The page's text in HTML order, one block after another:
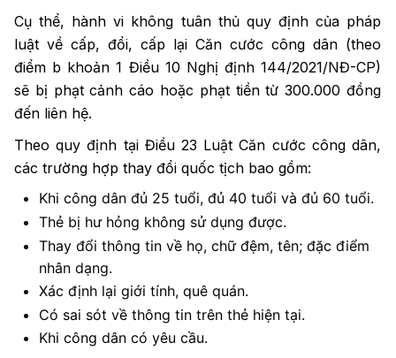
Cụ thể, hành vi không tuân thủ quy định của pháp
luật về cấp, đổi, cấp lại Căn cước công dân (theo
điểm b khoản 1 Điều 10 Nghị định 144/2021/NĐ-CP)
sẽ bị phạt cảnh cáo hoặc phạt tiền từ 300.000 đồng
đến liên hệ.
Theo quy định tại Điều 23 Luật Căn cước công dân,
các trường hợp thay đổi quốc tịch bao gồm:
Khi công dân đủ 25 tuổi, đủ 40 tuổi và đủ 60 tuổi.
Thẻ bị hư hỏng không sử dụng được.
Thay đổi thông tin về họ, chữ đệm, tên; đặc điểm
nhân dạng.
Xác định lại giới tính, quê quán.
Có sai sót về thông tin trên thẻ hiện tại.
Khi công dân có yêu cầu.